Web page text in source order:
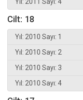
Cilt: 18
Yıl: 2010 Sayı: 1
Yıl: 2010 Sayı: 2
Yıl: 2010 Sayı: 3
Yıl: 2010 Sayı: 4